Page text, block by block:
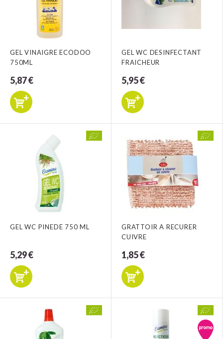
GEL VINAIGRE ECODOO
750ML
5,87 €
GEL WC DESINFECTANT
FRAICHEUR
5,95 €
GEL WC PINEDE 750 ML
5,29 €
GRATTOIR A RECURER
CUIVRE
1,85 €